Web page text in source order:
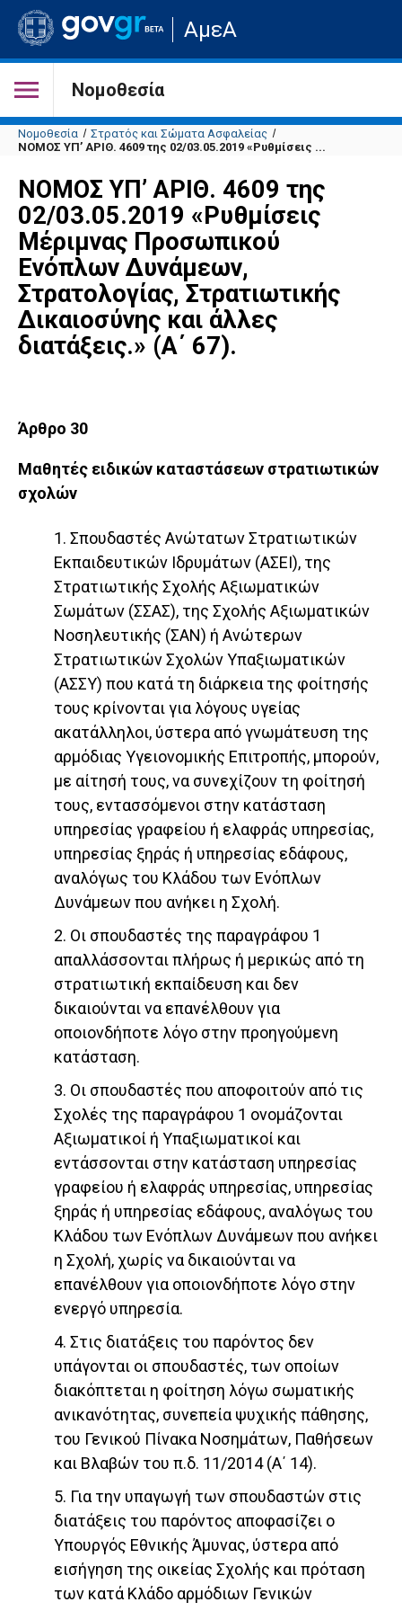
Μετάβαση
στην
σελίδα
του
ΑμεΑ
Νομοθεσία
Νομοθεσία
Στρατός και Σώματα Ασφαλείας
ΝΟΜΟΣ ΥΠ’ ΑΡΙΘ. 4609 της 02/03.05.2019 «Ρυθμίσεις ...
ΝΟΜΟΣ ΥΠ’ ΑΡΙΘ. 4609 της
02/03.05.2019 «Ρυθμίσεις
Μέριμνας Προσωπικού
Ενόπλων Δυνάμεων,
Στρατολογίας, Στρατιωτικής
Δικαιοσύνης και άλλες
διατάξεις.» (Α΄ 67).
Άρθρο 30
Μαθητές ειδικών καταστάσεων στρατιωτικών
σχολών
1. Σπουδαστές Ανώτατων Στρατιωτικών
Εκπαιδευτικών Ιδρυμάτων (ΑΣΕΙ), της
Στρατιωτικής Σχολής Αξιωματικών
Σωμάτων (ΣΣΑΣ), της Σχολής Αξιωματικών
Νοσηλευτικής (ΣΑΝ) ή Ανώτερων
Στρατιωτικών Σχολών Υπαξιωματικών
(ΑΣΣΥ) που κατά τη διάρκεια της φοίτησής
τους κρίνονται για λόγους υγείας
ακατάλληλοι, ύστερα από γνωμάτευση της
αρμόδιας Υγειονομικής Επιτροπής, μπορούν,
με αίτησή τους, να συνεχίζουν τη φοίτησή
τους, εντασσόμενοι στην κατάσταση
υπηρεσίας γραφείου ή ελαφράς υπηρεσίας,
υπηρεσίας ξηράς ή υπηρεσίας εδάφους,
αναλόγως του Κλάδου των Ενόπλων
Δυνάμεων που ανήκει η Σχολή.
2. Οι σπουδαστές της παραγράφου 1
απαλλάσσονται πλήρως ή μερικώς από τη
στρατιωτική εκπαίδευση και δεν
δικαιούνται να επανέλθουν για
οποιονδήποτε λόγο στην προηγούμενη
κατάσταση.
3. Οι σπουδαστές που αποφοιτούν από τις
Σχολές της παραγράφου 1 ονομάζονται
Αξιωματικοί ή Υπαξιωματικοί και
εντάσσονται στην κατάσταση υπηρεσίας
γραφείου ή ελαφράς υπηρεσίας, υπηρεσίας
ξηράς ή υπηρεσίας εδάφους, αναλόγως του
Κλάδου των Ενόπλων Δυνάμεων που ανήκει
η Σχολή, χωρίς να δικαιούνται να
επανέλθουν για οποιονδήποτε λόγο στην
ενεργό υπηρεσία.
4. Στις διατάξεις του παρόντος δεν
υπάγονται οι σπουδαστές, των οποίων
διακόπτεται η φοίτηση λόγω σωματικής
ανικανότητας, συνεπεία ψυχικής πάθησης,
του Γενικού Πίνακα Νοσημάτων, Παθήσεων
και Βλαβών του π.δ. 11/2014 (Α΄ 14).
5. Για την υπαγωγή των σπουδαστών στις
διατάξεις του παρόντος αποφασίζει ο
Υπουργός Εθνικής Άμυνας, ύστερα από
εισήγηση της οικείας Σχολής και πρόταση
των κατά Κλάδο αρμόδιων Γενικών